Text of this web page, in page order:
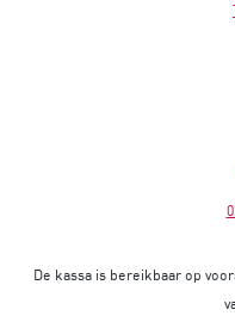
De kassa is bereikbaar op